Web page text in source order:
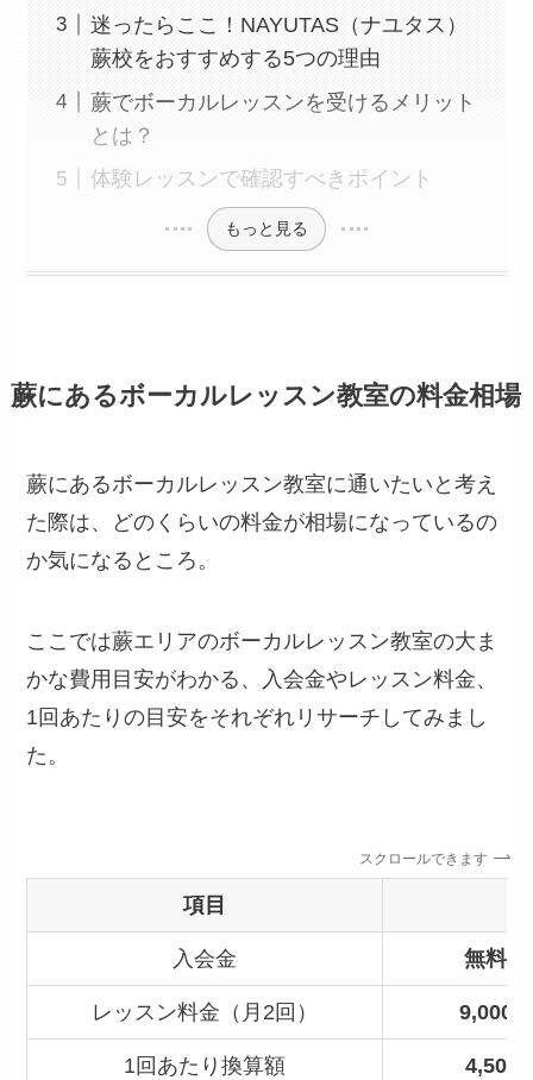
迷ったらここ！NAYUTAS（ナユタス）
蕨校をおすすめする5つの理由
蕨でボーカルレッスンを受けるメリット
とは？
体験レッスンで確認すべきポイント
もっと見る
蕨にあるボーカルレッスン教室の料金相場
蕨にあるボーカルレッスン教室に通いたいと考え
た際は、どのくらいの料金が相場になっているの
か気になるところ。
ここでは蕨エリアのボーカルレッスン教室の大ま
かな費用目安がわかる、入会金やレッスン料金、
1回あたりの目安をそれぞれリサーチしてみまし
た。
スクロールできます
項目
入会金 無料
レッスン料金（月2回） 9,000
1回あたり換算額 4,500